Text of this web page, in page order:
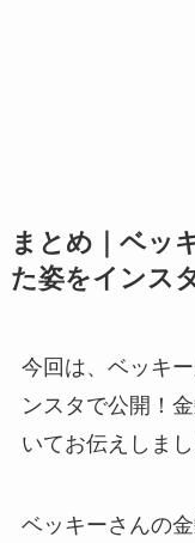
まとめ｜ベッ
た姿をインス
今回は、ベッキ
ンスタで公開！
いてお伝えしまし
ベッキーさんの